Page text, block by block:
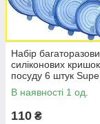
Набір
силіконових
посуду 6 штук
SILICONE Lids СЙЄ
В наявності 1 од.
110 ₴